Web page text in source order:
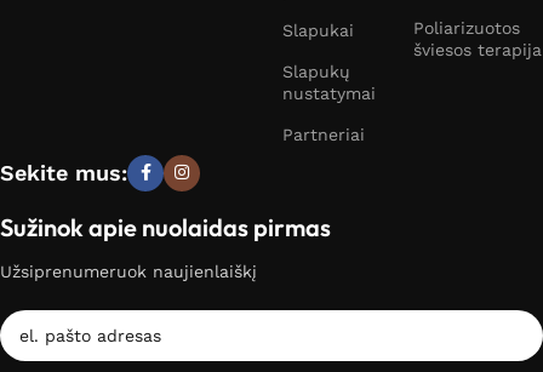
Slapukai
Slapukų
nustatymai
Partneriai
Poliarizuotos
šviesos terapija
Sekite mus:
Sužinok apie nuolaidas pirmas
Užsiprenumeruok naujienlaiškį